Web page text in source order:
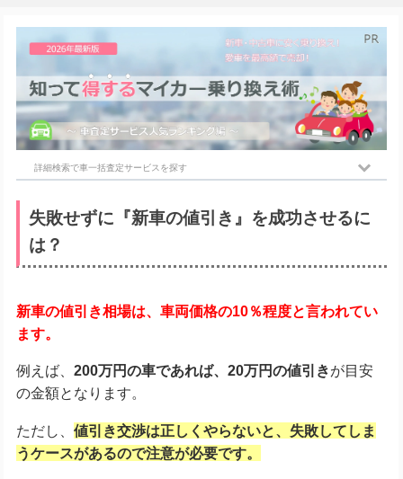
詳細検索で車一括査定サービスを探す
失敗せずに『新車の値引き』を成功させるに
は？
新車の値引き相場は、車両価格の10％程度と言われてい
ます。
例えば、 200万円の車であれば、20万円の値引きが目安
の金額となります。
ただし、 値引き交渉は正しくやらないと、失敗してしま
うケースがあるので注意が必要です。